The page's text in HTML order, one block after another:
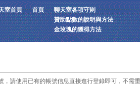
室首頁 首頁
聊天室各項守則
贊助點數的說明與方法
金玫瑰的獲得方法
，請使用已有的帳號信息直接進行登錄即可，不需